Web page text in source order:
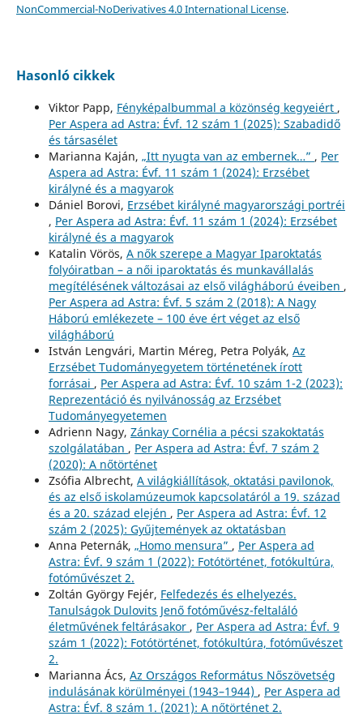
NonCommercial-NoDerivatives 4.0 International License.
Hasonló cikkek
Viktor Papp, Fényképalbummal a közönség kegyeiért ,
Per Aspera ad Astra: Évf. 12 szám 1 (2025): Szabadidő
és társasélet
Marianna Kaján, „Itt nyugta van az embernek…” , Per
Aspera ad Astra: Évf. 11 szám 1 (2024): Erzsébet
királyné és a magyarok
Dániel Borovi, Erzsébet királyné magyarországi portréi
, Per Aspera ad Astra: Évf. 11 szám 1 (2024): Erzsébet
királyné és a magyarok
Katalin Vörös, A nők szerepe a Magyar Iparoktatás
folyóiratban – a női iparoktatás és munkavállalás
megítélésének változásai az első világháború éveiben ,
Per Aspera ad Astra: Évf. 5 szám 2 (2018): A Nagy
Háború emlékezete – 100 éve ért véget az első
világháború
István Lengvári, Martin Méreg, Petra Polyák, Az
Erzsébet Tudományegyetem történetének írott
forrásai , Per Aspera ad Astra: Évf. 10 szám 1-2 (2023):
Reprezentáció és nyilvánosság az Erzsébet
Tudományegyetemen
Adrienn Nagy, Zánkay Cornélia a pécsi szakoktatás
szolgálatában , Per Aspera ad Astra: Évf. 7 szám 2
(2020): A nőtörténet
Zsófia Albrecht, A világkiállítások, oktatási pavilonok,
és az első iskolamúzeumok kapcsolatáról a 19. század
és a 20. század elején , Per Aspera ad Astra: Évf. 12
szám 2 (2025): Gyűjtemények az oktatásban
Anna Peternák, „Homo mensura” , Per Aspera ad
Astra: Évf. 9 szám 1 (2022): Fotótörténet, fotókultúra,
fotóművészet 2.
Zoltán György Fejér, Felfedezés és elhelyezés.
Tanulságok Dulovits Jenő fotóművész-feltaláló
életművének feltárásakor , Per Aspera ad Astra: Évf. 9
szám 1 (2022): Fotótörténet, fotókultúra, fotóművészet
2.
Marianna Ács, Az Országos Református Nőszövetség
indulásának körülményei (1943–1944) , Per Aspera ad
Astra: Évf. 8 szám 1. (2021): A nőtörténet 2.